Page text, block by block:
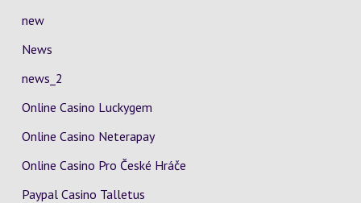
new
News
news_2
Online Casino Luckygem
Online Casino Neterapay
Online Casino Pro České Hráče
Paypal Casino Talletus